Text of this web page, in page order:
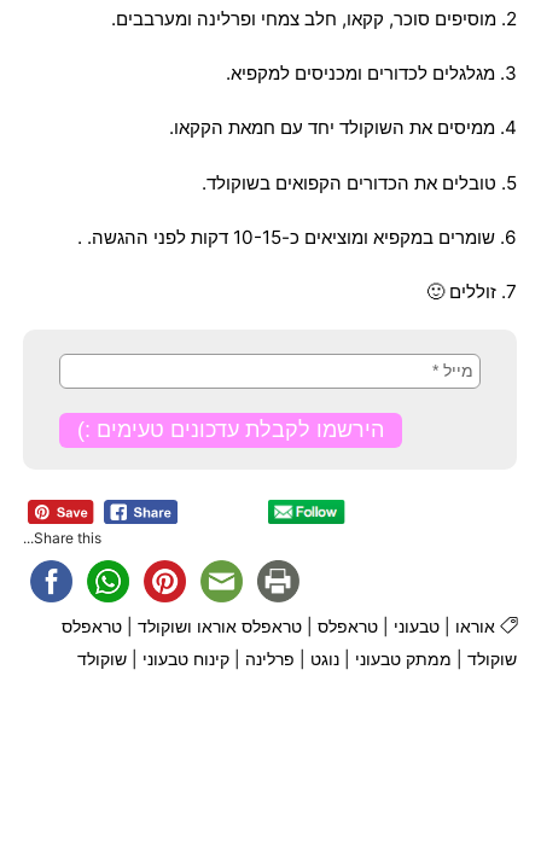
2. מוסיפים סוכר, קקאו, חלב צמחי ופרלינה ומערבבים.
3. מגלגלים לכדורים ומכניסים למקפיא.
4. ממיסים את השוקולד יחד עם חמאת הקקאו.
5. טובלים את הכדורים הקפואים בשוקולד.
6. שומרים במקפיא ומוציאים כ-10-15 דקות לפני ההגשה. .
7. זוללים 🙂
Share this...
אוראו טבעוני טראפלס| טראפלס אוראו ושוקולד| טראפלס
שוקולד| ממתק טבעוני נוגט פרלינה קינוח טבעוני שוקולד